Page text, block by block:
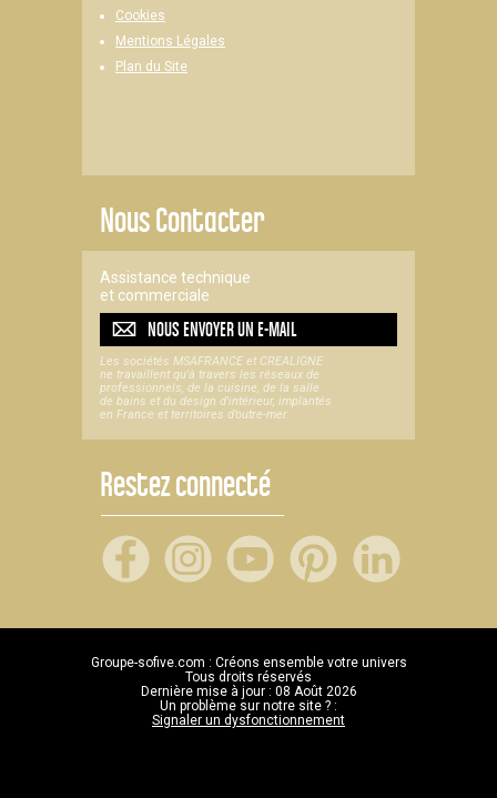
Cookies
Mentions Légales
Plan du Site
Nous Contacter
Assistance technique
et commerciale
NOUS ENVOYER UNE-MAIL
Les sociétés MSAFRANCE et CREALIGNE
ne travaillent qu'à travers les réseaux de
professionnels, de la cuisine, de la salle
de bains et du design d'intérieur, implantés
en France et territoires d’outre-mer.
Restez connecté
Groupe-sofive.com : Créons ensemble votre univers
Tous droits réservés
Dernière mise à jour : 08 Août 2026
Un problème sur notre site ? :
Signaler un dysfonctionnement